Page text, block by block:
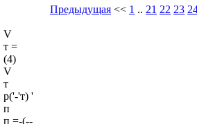
Предыдущая << 1 .. 21 22 23
V
т =
(4)
V
т
р('-'т) '
п
п =-(--